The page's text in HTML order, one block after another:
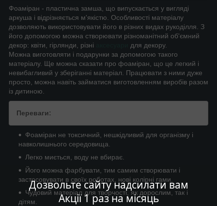
Дозвольте сайту надсилати вам
Акції 1 раз на місяць
Фоаміран - пластична замша, що випускається у вигляді
аркуша і відрізняється м'якістю. Особливості матеріалу
дозволяють використовувати його в різних видах рукоділля. З
його допомогою можна створювати різноманітний об'ємний
декор: квіти, гірлянди, різні
для декору.
Можна виготовляти і подарунки за допомогою такого
матеріалу. Ще можна сказати про фоаміран, що це легкий і
невибагливий у зберіганні матеріал. Працювати з ними дуже
просто, можна навіть займатися виготовленням виробів разом
із дитиною.
Переваги:
Фоаміран не токсичний, нешкідливий для організму і
навколишнього середовища.
Легко миється, воду не вбирає.
Його можна фарбувати, тим самим створювати і
застосовувати в своїх роботах, нові колірні гами.
Чудовий матеріал для творчості, як дорослим, так і
дітям.